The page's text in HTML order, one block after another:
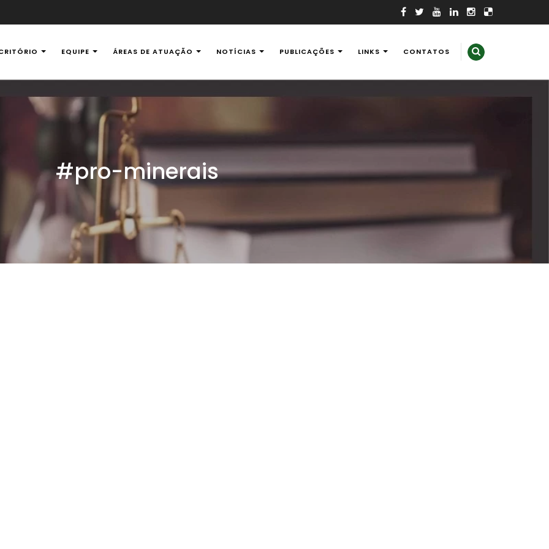
Ambiental
EQUIPE ÁREAS DE ATUAÇÃO NOTÍCIAS PUBLICAÇÕES LINKS CONTATOS
#pro-minerais